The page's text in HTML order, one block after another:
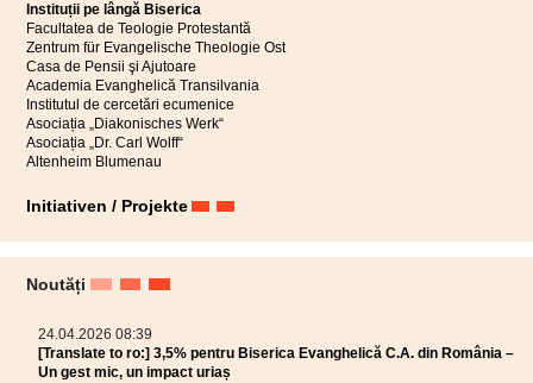
Instituții pe lângă Biserica
Facultatea de Teologie Protestantă
Zentrum für Evangelische Theologie Ost
Casa de Pensii şi Ajutoare
Academia Evanghelică Transilvania
Institutul de cercetări ecumenice
Asociația „Diakonisches Werk“
Asociația „Dr. Carl Wolff“
Altenheim Blumenau
Initiativen / Projekte
Noutăți
24.04.2026 08:39
[Translate to ro:] 3,5% pentru Biserica Evanghelică C.A. din România –
Un gest mic, un impact uriaș